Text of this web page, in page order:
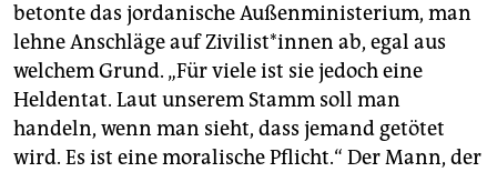
betonte das jordanische Außenministerium, man
lehne Anschläge auf Zi­vi­­lis­t*in­nen ab, egal aus
welchem Grund. „Für viele ist sie jedoch eine
Heldentat. Laut unserem Stamm soll man
handeln, wenn man sieht, dass jemand getötet
wird. Es ist eine moralische Pflicht.“ Der Mann, der